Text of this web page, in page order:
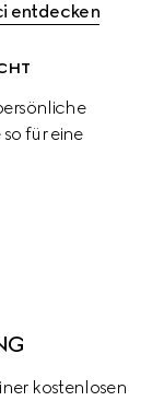
entdecken
für eine
kostenlosen